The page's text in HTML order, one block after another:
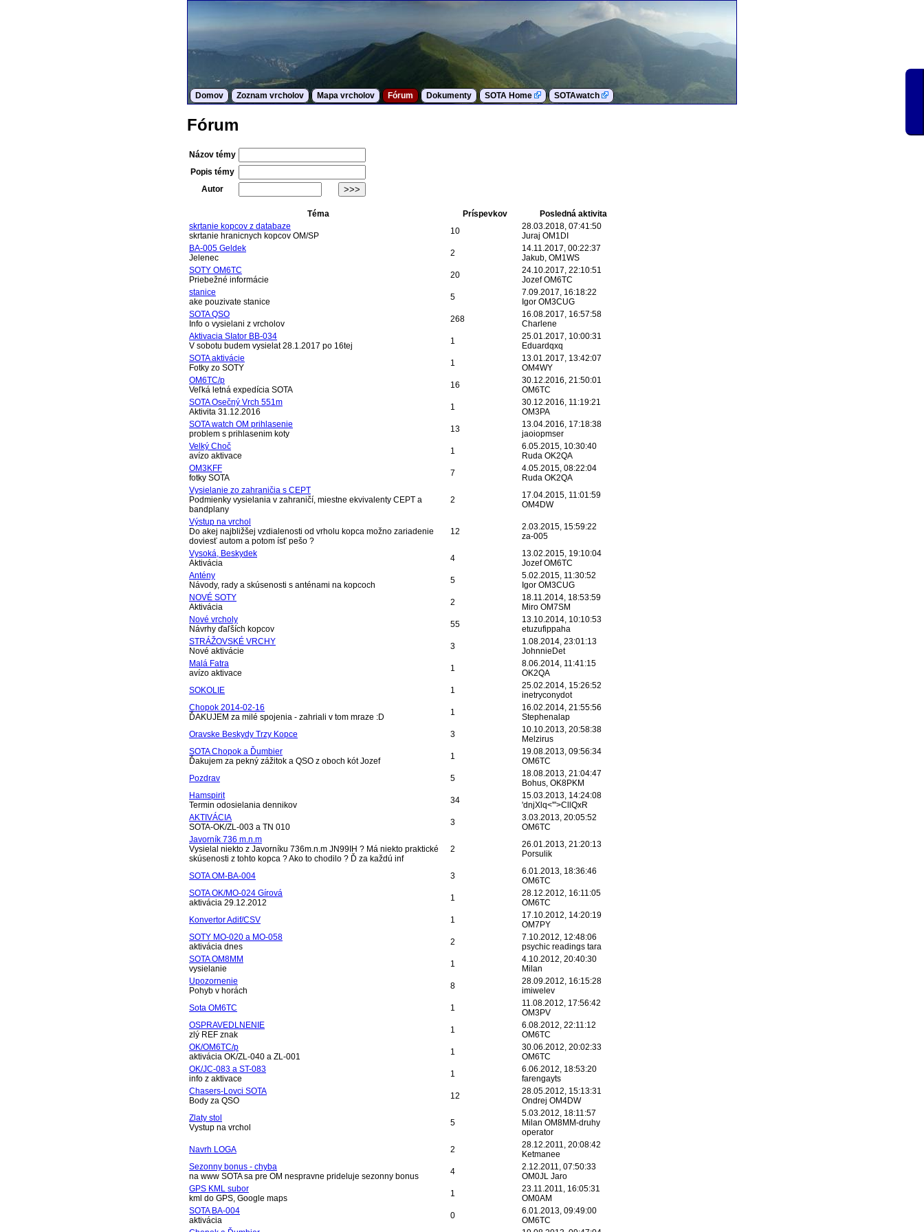
Domov Zoznam vrcholov Mapa vrcholov Fórum Dokumenty SOTA Home SOTAwatch
Fórum
Názov témy
Popis témy
Autor
Téma Príspevkov
Posledná aktivita
skrtanie kopcov z databaze
skrtanie hranicnych kopcov OM/SP
10
28.03.2018, 07:41:50
Juraj OM1DI
BA-005 Geldek
Jelenec
2
14.11.2017, 00:22:37
Jakub, OM1WS
SOTY OM6TC
Priebežné informácie
20
24.10.2017, 22:10:51
Jozef OM6TC
stanice
ake pouzivate stanice
5
7.09.2017, 16:18:22
Igor OM3CUG
SOTA QSO
Info o vysielani z vrcholov
268
16.08.2017, 16:57:58
Charlene
Aktivacia SIator BB-034
V sobotu budem vysielat 28.1.2017 po 16tej
1
25.01.2017, 10:00:31
Eduardqxq
SOTA aktivácie
Fotky zo SOTY
1
13.01.2017, 13:42:07
OM4WY
OM6TC/p
Veľká letná expedícia SOTA
16
30.12.2016, 21:50:01
OM6TC
SOTA Osečný Vrch 551m
Aktivita 31.12.2016
1
30.12.2016, 11:19:21
OM3PA
SOTA watch OM prihlasenie
problem s prihlasenim koty
13
13.04.2016, 17:18:38
jaoiopmser
Velký Choč
avízo aktivace
1
6.05.2015, 10:30:40
Ruda OK2QA
OM3KFF
fotky SOTA
7
4.05.2015, 08:22:04
Ruda OK2QA
Vysielanie zo zahraničia s CEPT
Podmienky vysielania v zahraničí, miestne ekvivalenty CEPT a
bandplany
2
17.04.2015, 11:01:59
OM4DW
Výstup na vrchol
Do akej najbližšej vzdialenosti od vrholu kopca možno zariadenie
doviesť autom a potom ísť pešo ?
12
2.03.2015, 15:59:22
za-005
Vysoká, Beskydek
Aktivácia
4
13.02.2015, 19:10:04
Jozef OM6TC
Antény
Návody, rady a skúsenosti s anténami na kopcoch
5
5.02.2015, 11:30:52
Igor OM3CUG
NOVÉ SOTY
Aktivácia
2
18.11.2014, 18:53:59
Miro OM7SM
Nové vrcholy
Návrhy ďaľších kopcov
55
13.10.2014, 10:10:53
etuzufippaha
STRÁŽOVSKÉ VRCHY
Nové aktivácie
3
1.08.2014, 23:01:13
JohnnieDet
Malá Fatra
avízo aktivace
1
8.06.2014, 11:41:15
OK2QA
SOKOLIE
1
25.02.2014, 15:26:52
inetryconydot
Chopok 2014-02-16
ĎAKUJEM za milé spojenia - zahriali v tom mraze :D
1
16.02.2014, 21:55:56
Stephenalap
Oravske Beskydy Trzy Kopce
3
10.10.2013, 20:58:38
Melzirus
SOTA Chopok a Ďumbier
Ďakujem za pekný zážitok a QSO z oboch kót Jozef
1
19.08.2013, 09:56:34
OM6TC
Pozdrav
5
18.08.2013, 21:04:47
Bohus, OK8PKM
Hamspirit
Termin odosielania dennikov
34
15.03.2013, 14:24:08
'dnjXlq<'">CllQxR
AKTIVÁCIA
SOTA-OK/ZL-003 a TN 010
3
3.03.2013, 20:05:52
OM6TC
Javorník 736 m.n.m
Vysielal niekto z Javorníku 736m.n.m JN99IH ? Má niekto praktické
skúsenosti z tohto kopca ? Ako to chodilo ? Ď za každú inf
2
26.01.2013, 21:20:13
Porsulik
SOTA OM-BA-004 3
6.01.2013, 18:36:46
OM6TC
SOTA OK/MO-024 Gírová
aktivácia 29.12.2012
1
28.12.2012, 16:11:05
OM6TC
Konvertor Adif/CSV
1
17.10.2012, 14:20:19
OM7PY
SOTY MO-020 a MO-058
aktivácia dnes
2
7.10.2012, 12:48:06
psychic readings tara
SOTA OM8MM
vysielanie
1
4.10.2012, 20:40:30
Milan
Upozornenie
Pohyb v horách
8
28.09.2012, 16:15:28
imiwelev
Sota OM6TC
1
11.08.2012, 17:56:42
OM3PV
OSPRAVEDLNENIE
zlý REF znak
1
6.08.2012, 22:11:12
OM6TC
OK/OM6TC/p
aktivácia OK/ZL-040 a ZL-001
1
30.06.2012, 20:02:33
OM6TC
OK/JC-083 a ST-083
info z aktivace
1
6.06.2012, 18:53:20
farengayts
Chasers-Lovci SOTA
Body za QSO
12
28.05.2012, 15:13:31
Ondrej OM4DW
Zlaty stol
Vystup na vrchol
5
5.03.2012, 18:11:57
Milan OM8MM-druhy
operator
Navrh LOGA
2
28.12.2011, 20:08:42
Ketmanee
Sezonny bonus - chyba
na www SOTA sa pre OM nespravne prideluje sezonny bonus
4
2.12.2011, 07:50:33
OM0JL Jaro
GPS KML subor
kml do GPS, Google maps
1
23.11.2011, 16:05:31
OM0AM
SOTA BA-004
aktivácia
0
6.01.2013, 09:49:00
OM6TC